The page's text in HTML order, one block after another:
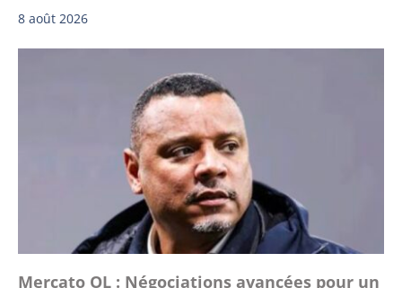
8 août 2026
Mercato OL : Négociations avancées pour un